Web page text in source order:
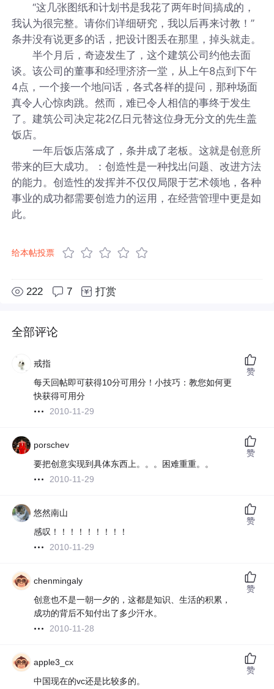
“这几张图纸和计划书是我花了两年时间搞成的，
我认为很完整。请你们详细研究，我以后再来讨教！”
条井没有说更多的话，把设计图丢在那里，掉头就走。
半个月后，奇迹发生了，这个建筑公司约他去面
谈。该公司的董事和经理济济一堂，从上午8点到下午
4点，一个接一个地问话，各式各样的提问，那种场面
真令人心惊肉跳。然而，难已令人相信的事终于发生
了。建筑公司决定花2亿日元替这位身无分文的先生盖
饭店。
一年后饭店落成了，条井成了老板。这就是创意所
带来的巨大成功。：创造性是一种找出问题、改进方法
的能力。创造性的发挥并不仅仅局限于艺术领地，各种
事业的成功都需要创造力的运用，在经营管理中更是如
此。
给本帖投票
222 7 打赏
全部评论
戒指
每天回帖即可获得10分可用分！小技巧：教您如何更
快获得可用分
2010-11-29
赞
porschev
要把创意实现到具体东西上。。。困难重重。。
2010-11-29
赞
悠然南山
感叹！！！！！！！！！
2010-11-29
赞
chenmingaly
创意也不是一朝一夕的，这都是知识、生活的积累，
成功的背后不知付出了多少汗水。
2010-11-28
赞
apple3_cx
中国现在的vc还是比较多的。
赞